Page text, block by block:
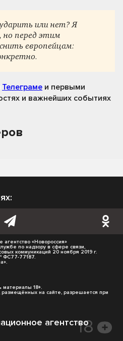
или нет? Я
но перед этим
европейцам:
Телеграме и первыми
и важнейших событиях
«Новороссия»
по надзору в сфере связи,
коммуникаций 20 ноября 2019 г.
ФС77-77187.
материалы 18+.
на сайте, разрешается при
агентство